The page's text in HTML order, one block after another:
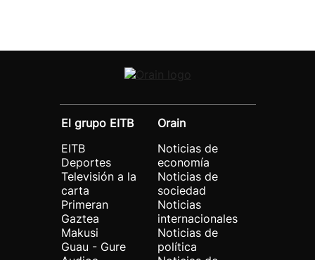
El grupo EITB
EITB
Deportes
Televisión a la
carta
Primeran
Gaztea
Makusi
Guau - Gure
Orain
Noticias de
economía
Noticias de
sociedad
Noticias
internacionales
Noticias de
política